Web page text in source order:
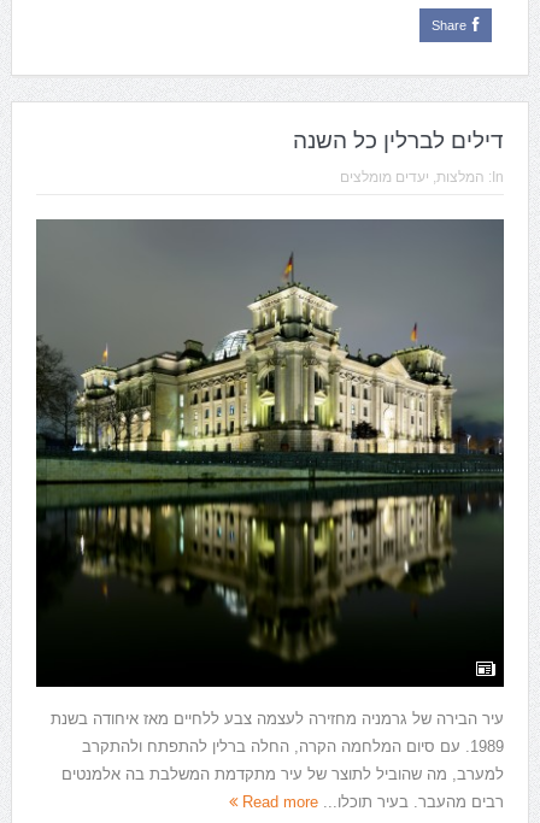
Share
דילים לברלין כל השנה
In: המלצות, יעדים מומלצים
עיר הבירה של גרמניה מחזירה לעצמה צבע ללחיים מאז איחודה בשנת
1989. עם סיום המלחמה הקרה, החלה ברלין להתפתח ולהתקרב
למערב, מה שהוביל לתוצר של עיר מתקדמת המשלבת בה אלמנטים
רבים מהעבר. בעיר תוכלו... Read more